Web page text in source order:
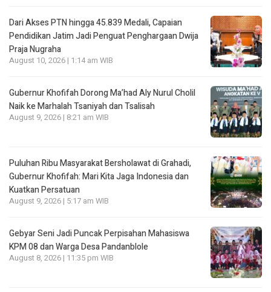
Dari Akses PTN hingga 45.839 Medali, Capaian
Pendidikan Jatim Jadi Penguat Penghargaan Dwija
Praja Nugraha
August 10, 2026 | 1:14 am WIB
Gubernur Khofifah Dorong Ma’had Aly Nurul Cholil
Naik ke Marhalah Tsaniyah dan Tsalisah
August 9, 2026 | 8:21 am WIB
Puluhan Ribu Masyarakat Bersholawat di Grahadi,
Gubernur Khofifah: Mari Kita Jaga Indonesia dan
Kuatkan Persatuan
August 9, 2026 | 5:17 am WIB
Gebyar Seni Jadi Puncak Perpisahan Mahasiswa
KPM 08 dan Warga Desa Pandanblole
August 8, 2026 | 11:35 pm WIB